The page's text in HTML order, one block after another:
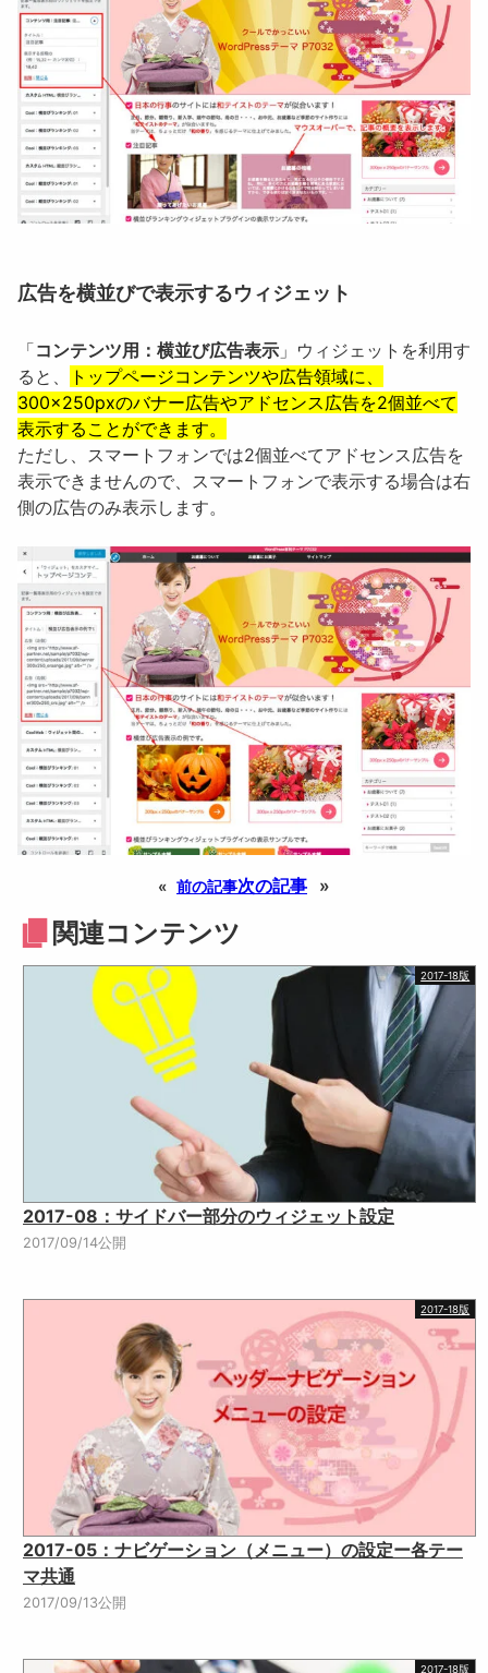
広告を横並びで表示するウィジェット
「コンテンツ用：横並び広告表示 」ウィジェットを利用す
ると、
トップページコンテンツや広告領域に、
300×250pxのバナー広告やアドセンス広告を2個並べて
表示することができます。
ただし、スマートフォンでは2個並べてアドセンス広告を
表示できませんので、スマートフォンで表示する場合は右
側の広告のみ表示します。
« 前の記事次の記事 »
関連コンテンツ
2017-18版
2017-08：サイドバー部分のウィジェット設定
2017/09/14公開
2017-18版
2017-05：ナビゲーション（メニュー）の設定ー各テー
マ共通
2017/09/13公開
2017-18版